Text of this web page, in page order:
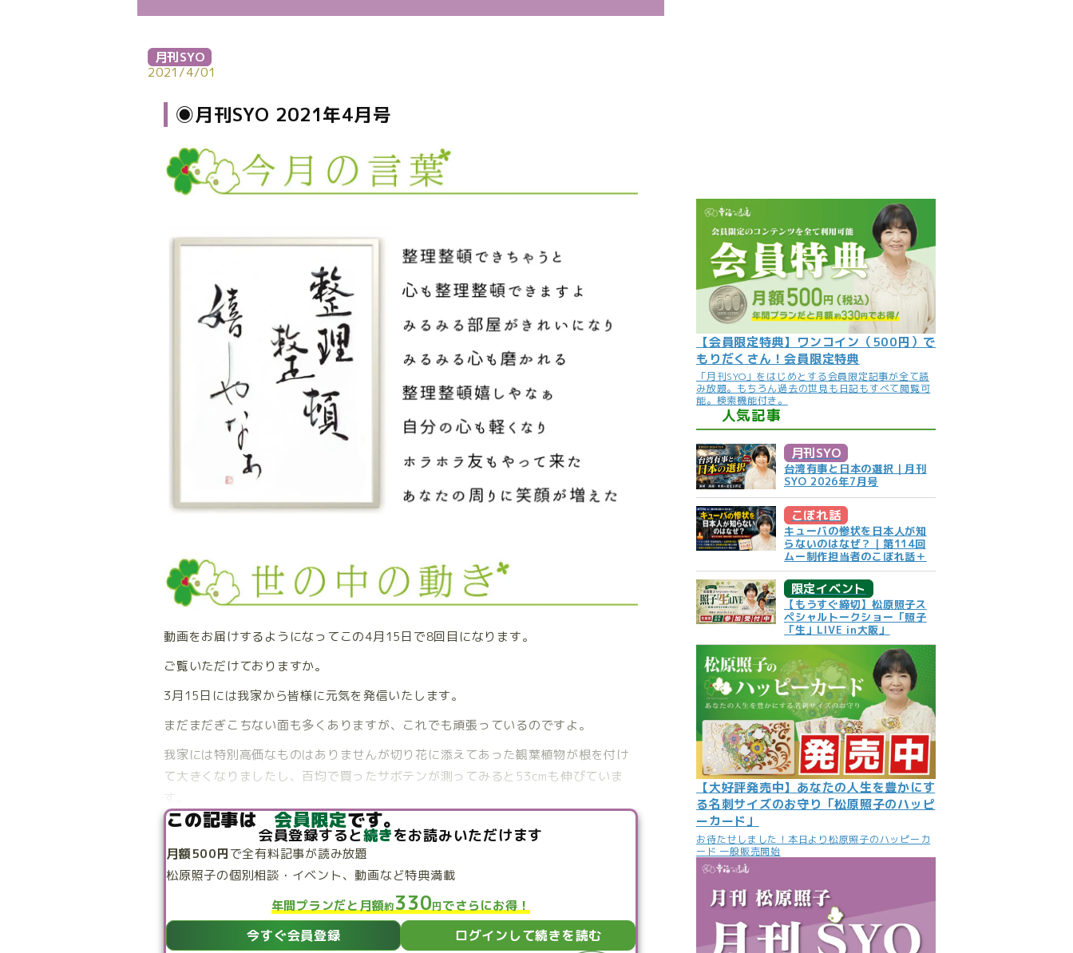
よくある質問
月刊SYO
2021/4/01
◉月刊SYO 2021年4月号
動画をお届けするようになってこの4月15日で8回目になります。
ご覧いただけておりますか。
3月15日には我家から皆様に元気を発信いたします。
まだまだぎこちない面も多くありますが、これでも頑張っているのですよ。
我家には特別高価なものはありませんが切り花に添えてあった観葉植物が根を付け
て大きくなりましたし、百均で買ったサボテンが測ってみると53cmも伸びていま
す。
この記事は 会員限定です。
会員登録すると続きをお読みいただけます
月額500円で全有料記事が読み放題
松原照子の個別相談・ イベント、動画など特典満載
年間プランだと月額約330円でさらにお得！
今すぐ会員登録 ログインして続きを読む
【会員限定特典】ワンコイン（500円）で
もりだくさん！会員限定特典
「月刊SYO」をはじめとする会員限定記事が全て読
み放題。もちろん過去の世見も日記もすべて閲覧可
能。検索機能付き。
人気記事
月刊SYO
台湾有事と日本の選択｜月刊
SYO 2026年7月号
こぼれ話
キューバの惨状を日本人が知
らないのはなぜ？｜第114回
ムー制作担当者のこぼれ話＋
限定イベント
【もうすぐ締切】松原照子ス
ペシャルトークショー「照子
「生」LIVE in大阪」
【大好評発売中】あなたの人生を豊かにす
る名刺サイズのお守り「松原照子のハッピ
ーカード」
お待たせしました！本日より松原照子のハッピーカ
ード 一般販売開始